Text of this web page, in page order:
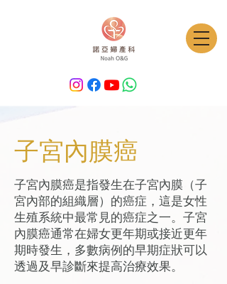
子宮內膜癌
子宮內膜癌是指發生在子宮內膜（子
宮內部的組織層）的癌症，這是女性
生殖系統中最常見的癌症之一。子宮
內膜癌通常在婦女更年期或接近更年
期時發生，多數病例的早期症狀可以
透過及早診斷來提高治療效果。